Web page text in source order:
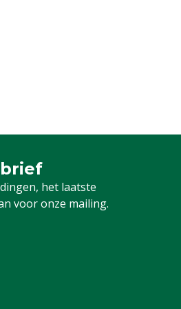
het laatste
voor onze mailing.